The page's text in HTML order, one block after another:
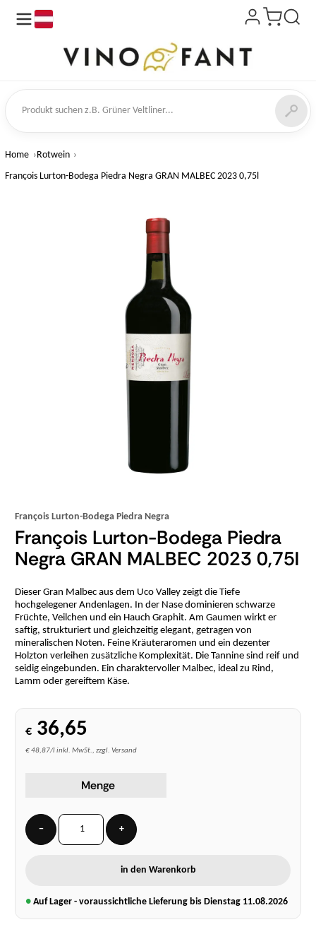
suchen
Home
Rotwein
François Lurton-Bodega Piedra Negra GRAN MALBEC 2023 0,75l
François Lurton-Bodega Piedra Negra
François Lurton-Bodega Piedra
Negra GRAN MALBEC 2023 0,75l
Dieser Gran Malbec aus dem Uco Valley zeigt die Tiefe
hochgelegener Andenlagen. In der Nase dominieren schwarze
Früchte, Veilchen und ein Hauch Graphit. Am Gaumen wirkt er
saftig, strukturiert und gleichzeitig elegant, getragen von
mineralischen Noten. Feine Kräuteraromen und ein dezenter
Holzton verleihen zusätzliche Komplexität. Die Tannine sind reif und
seidig eingebunden. Ein charaktervoller Malbec, ideal zu Rind,
Lamm oder gereiftem Käse.
€ 36,65
€ 48,87/l inkl. MwSt., zzgl. Versand
Menge
− +
in den Warenkorb
● Auf Lager - voraussichtliche Lieferung bis Dienstag 11.08.2026